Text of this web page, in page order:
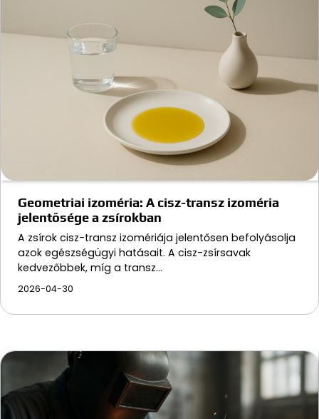
Geometriai izoméria: A cisz-transz izoméria
jelentősége a zsírokban
A zsírok cisz-transz izomériája jelentősen befolyásolja
azok egészségügyi hatásait. A cisz-zsírsavak
kedvezőbbek, míg a transz…
2026-04-30